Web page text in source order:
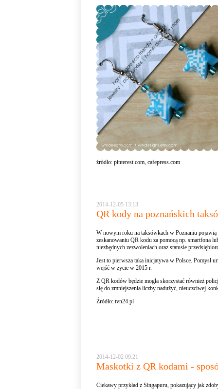
źródło: pinterest.com, cafepress.com
2014-12-05 13:13
QR kody na poznańskich
W nowym roku na taksówkach w Poznaniu
zeskanowaniu QR kodu za pomocą np. smartfona
niezbędnych zezwoleniach oraz statusie
Jest to pierwsza taka inicjatywa w Polsce. Pomysł
wejść w życie w 2015 r.
Z QR kodów będzie mogła skorzystać również
się do zmniejszenia liczby nadużyć, nieuczciwej
Źródło: tvn24.pl
2014-12-02 09:21
Maskotki z QR kodami -
Ciekawy przykład z Singapuru, pokazujący jak